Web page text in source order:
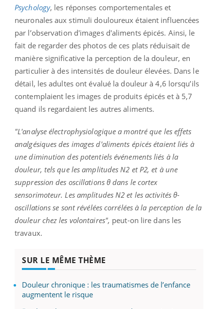
Psychology, les réponses comportementales et
neuronales aux stimuli douloureux étaient influencées
par l’observation d'images d'aliments épicés. Ainsi, le
fait de regarder des photos de ces plats réduisait de
manière significative la perception de la douleur, en
particulier à des intensités de douleur élevées. Dans le
détail, les adultes ont évalué la douleur à 4,6 lorsqu’ils
contemplaient les images de produits épicés et à 5,7
quand ils regardaient les autres aliments.
"L'analyse électrophysiologique a montré que les effets
analgésiques des images d'aliments épicés étaient liés à
une diminution des potentiels événements liés à la
douleur, tels que les amplitudes N2 et P2, et à une
suppression des oscillations θ dans le cortex
sensorimoteur. Les amplitudes N2 et les activités θ-
oscillations se sont révélées corrélées à la perception de la
douleur chez les volontaires", peut-on lire dans les
travaux.
SUR LE MÊME THÈME
Douleur chronique : les traumatismes de l’enfance
augmentent le risque